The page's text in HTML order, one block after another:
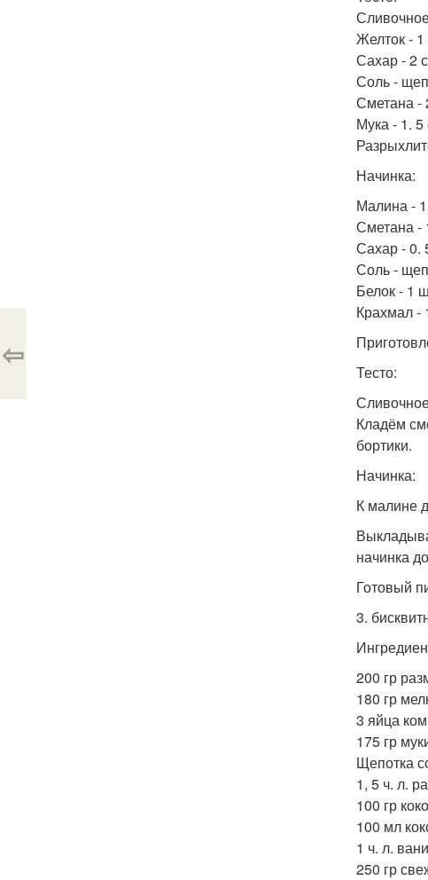
Желток -
Сахар - 2
Соль -
Сметана -
Мука - 1. 5
Начинка:
Малина -
Сметана -
Сахар - 0.
Соль -
Белок - 1
Крахмал -
Тесто:
Кладём
бортики.
Начинка:
К малине
начинка
Готовый
3.
200 гр
180 гр
3 яйца
175 гр
Щепотка
1, 5 ч. л.
100 гр
100 мл
1 ч. л.
250 гр
⇦